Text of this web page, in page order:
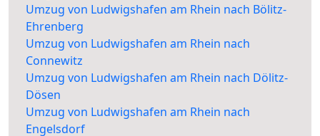
Umzug von Ludwigshafen am Rhein nach Bölitz-
Ehrenberg
Umzug von Ludwigshafen am Rhein nach
Connewitz
Umzug von Ludwigshafen am Rhein nach Dölitz-
Dösen
Umzug von Ludwigshafen am Rhein nach
Engelsdorf